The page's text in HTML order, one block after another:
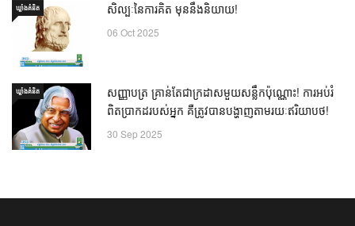
ឃ្លាំង​គំនិត សិល្បៈនៃការគិត មុននឹងនិយាយ!
06 Oct 2025
ឃ្លាំង​គំនិត
សញ្ញាបត្រ គ្រាន់តែជាក្រដាសមួយសន្លឹកប៉ុណ្ណោះ! ការអប់រំ
ពិតប្រាកដរបស់អ្នក គឺត្រូវបានបង្ហាញតាមរយៈឥរិយាបថ!
30 Sep 2025